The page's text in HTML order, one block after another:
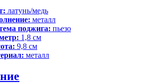
латунь/медь
металл
поджига: пьезо
1,8 см
9,8 см
металл